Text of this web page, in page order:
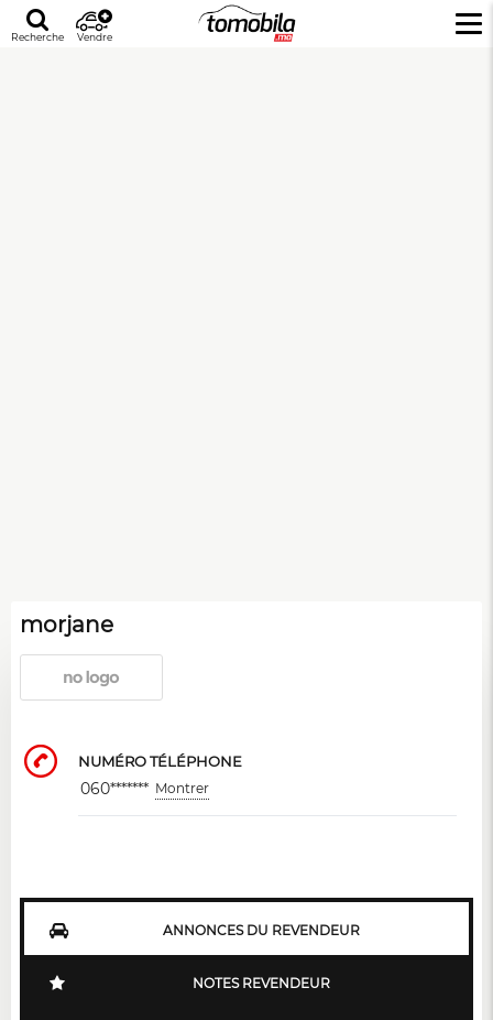
Recherche Vendre
morjane
NUMÉRO TÉLÉPHONE
060******* Montrer
ANNONCES DU REVENDEUR
NOTES REVENDEUR